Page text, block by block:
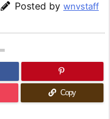
Posted by wnvstaff
Copy